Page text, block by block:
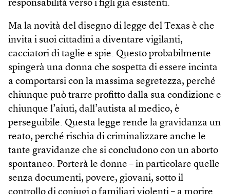
responsabilità verso i figli già esistenti.
Ma la novità del disegno di legge del Texas è che
invita i suoi cittadini a diventare vigilanti,
cacciatori di taglie e spie. Questo probabilmente
spingerà una donna che sospetta di essere incinta
a comportarsi con la massima segretezza, perché
chiunque può trarre profitto dalla sua condizione e
chiunque l’aiuti, dall’autista al medico, è
perseguibile. Questa legge rende la gravidanza un
reato, perché rischia di criminalizzare anche le
tante gravidanze che si concludono con un aborto
spontaneo. Porterà le donne – in particolare quelle
senza documenti, povere, giovani, sotto il